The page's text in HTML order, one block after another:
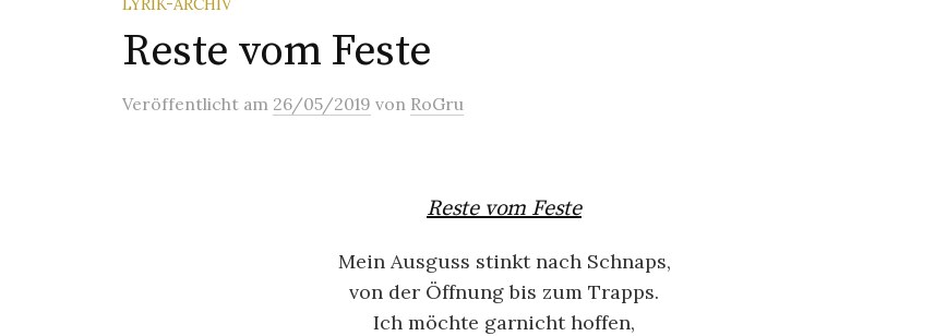
Reste vom Feste
Veröffentlicht am 26/05/2019 von RoGru
Reste vom Feste
Mein Ausguss stinkt nach Schnaps,
von der Öffnung bis zum Trapps.
Ich möchte garnicht hoffen,